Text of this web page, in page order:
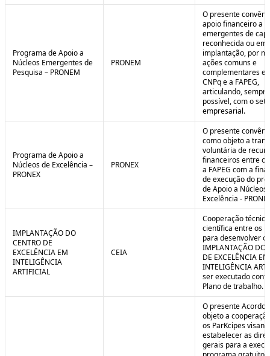
Programa de Apoio a
Núcleos Emergentes de
Pesquisa – PRONEM
PRONEM
O presente
apoio financeiro a
emergentes de
reconhecida ou em
implantação, por
ações comuns e
complementares
CNPq e a FAPEG,
articulando,
possível, com o
empresarial.
Programa de Apoio a
Núcleos de Excelência –
PRONEX
PRONEX
O presente
como objeto a
voluntária de
financeiros entre o
a FAPEG com a
de execução do
de Apoio a Núcleos
Excelência -
IMPLANTAÇÃO DO
CENTRO DE
EXCELÊNCIA EM
INTELIGÊNCIA
ARTIFICIAL
CEIA
Cooperação
científica entre os
para desenvolver o
IMPLANTAÇÃO DO
DE EXCELÊNCIA EM
INTELIGÊNCIA
ser executado
Plano de trabalho.
O presente Acordo
objeto a
os ParKcipes
estabelecer as
gerais para a